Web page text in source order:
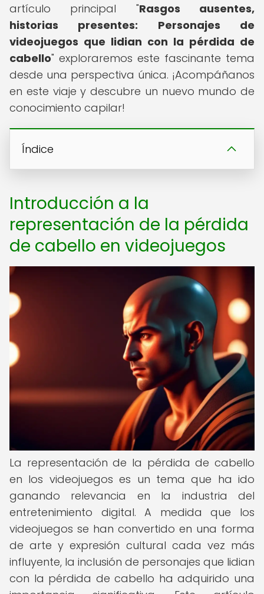
artículo principal "Rasgos ausentes,
historias presentes: Personajes de
videojuegos que lidian con la pérdida de
cabello" exploraremos este fascinante tema
desde una perspectiva única. ¡Acompáñanos
en este viaje y descubre un nuevo mundo de
conocimiento capilar!
Índice
Introducción a la
representación de la pérdida
de cabello en videojuegos
La representación de la pérdida de cabello
en los videojuegos es un tema que ha ido
ganando relevancia en la industria del
entretenimiento digital. A medida que los
videojuegos se han convertido en una forma
de arte y expresión cultural cada vez más
influyente, la inclusión de personajes que lidian
con la pérdida de cabello ha adquirido una